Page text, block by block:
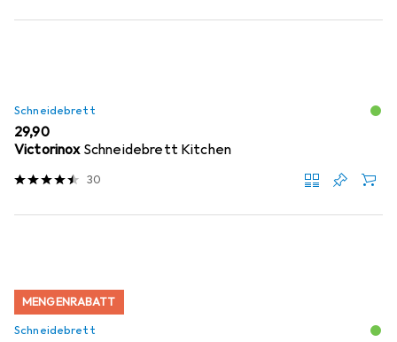
Schneidebrett
EUR
29,90
Victorinox Schneidebrett Kitchen
30
MENGENRABATT
Schneidebrett